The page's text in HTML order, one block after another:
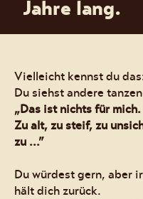
Jahre lang.
Vielleicht kennst du
Du siehst andere
„Das ist nichts für mich.
Zu alt, zu steif, zu
zu ...”
Du würdest gern, aber
hält dich zurück.